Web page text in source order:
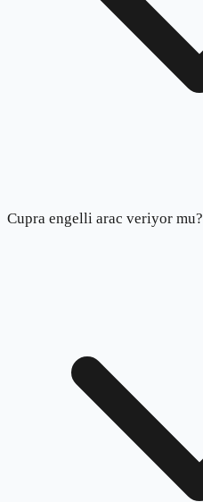
Cupra engelli arac veriyor mu?